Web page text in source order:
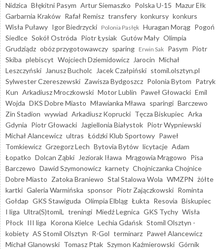
Nidzica Błękitni Pasym Artur Siemaszko Polska U-15 Mazur Ełk
Garbarnia Kraków Rafał Remisz transfery konkursy konkurs
Wisła Puławy Igor Biedrzycki Polonia Pasłęk Huragan Morąg Pogoń
Siedlce Sokół Ostróda Piotr Łysiak Gutów Mały Olimpia
Grudziądz obóz przygotowawczy sparing Erwin Sak Pasym Piotr
Skiba plebiscyt Wojciech Dziemidowicz Jarocin Michał
Leszczyński
Janusz Bucholc Jacek Czałpiński stomil.olsztyn.pl
Sylwester Czereszewski Zawisza Bydgoszcz Polonia Bytom Patryk
Kun Arkadiusz Mroczkowski Motor Lublin Paweł Głowacki Emil
Wojda DKS Dobre Miasto Mławianka Mława sparingi Barczewo
Zin Stadion wywiad Arkadiusz Koprucki Tęcza Biskupiec Arka
Gdynia Piotr Głowacki Jagiellonia Białystok Piotr Wypniewski
Michał Alancewicz ultras Łódzki Klub Sportowy Paweł
Tomkiewicz Grzegorz Lech Bytovia Bytów licytacje Adam
Łopatko Dolcan Ząbki Jeziorak Iława Mrągowia Mrągowo Pisa
Barczewo Dawid Szymonowicz karnety Chojniczanka Chojnice
Dobre Miasto Zatoka Braniewo Stal Stalowa Wola WMZPN żółte
kartki Galeria Warmińska sponsor Piotr Zajączkowski Rominta
Gołdap GKS Stawiguda Olimpia Elbląg Łukta Resovia Biskupiec
I liga Ultra(S)tomiL treningi Miedź Legnica GKS Tychy Wisła
Płock III liga Korona Kielce Lechia Gdańsk Stomil Olsztyn -
kobiety AS Stomil Olsztyn R-Gol terminarz Paweł Alancewicz
Michał Glanowski Tomasz Ptak Szymon Kaźmierowski Górnik